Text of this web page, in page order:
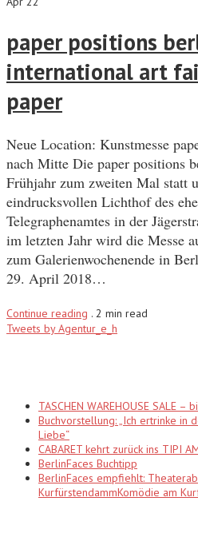
paper positions
international art
paper
Neue Location: Kunstmesse
nach Mitte Die paper positions
Frühjahr zum zweiten Mal statt
eindrucksvollen Lichthof des
Telegraphenamtes in der
im letzten Jahr wird die Messe
zum Galerienwochenende in
29. April 2018…
Continue reading . 2 min read
Tweets by Agentur_e_h
TASCHEN WAREHOUSE SALE –
Buchvorstellung: „Ich ertrinke in
Liebe“
CABARET kehrt zurück ins TIPI
BerlinFaces Buchtipp
BerlinFaces empfiehlt:
KurfürstendammKomödie am